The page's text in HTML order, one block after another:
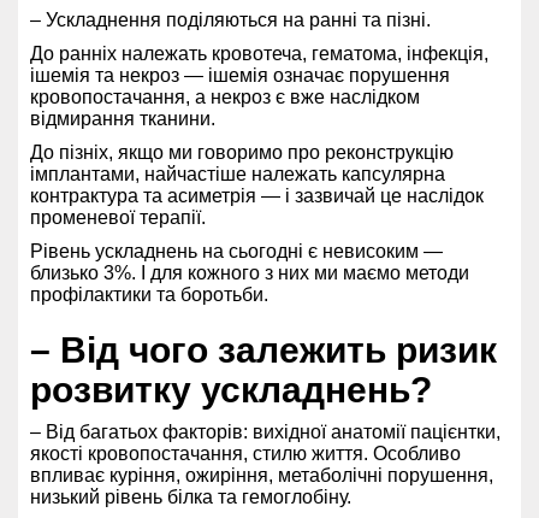
– Ускладнення поділяються на ранні та пізні.
До ранніх належать кровотеча, гематома, інфекція,
ішемія та некроз — ішемія означає порушення
кровопостачання, а некроз є вже наслідком
відмирання тканини.
До пізніх, якщо ми говоримо про реконструкцію
імплантами, найчастіше належать капсулярна
контрактура та асиметрія — і зазвичай це наслідок
променевої терапії.
Рівень ускладнень на сьогодні є невисоким —
близько 3%. І для кожного з них ми маємо методи
профілактики та боротьби.
– Від чого залежить ризик
розвитку ускладнень?
– Від багатьох факторів: вихідної анатомії пацієнтки,
якості кровопостачання, стилю життя. Особливо
впливає куріння, ожиріння, метаболічні порушення,
низький рівень білка та гемоглобіну.